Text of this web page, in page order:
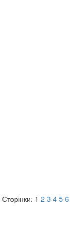
Сторінки: 1 2 3 4 5 6